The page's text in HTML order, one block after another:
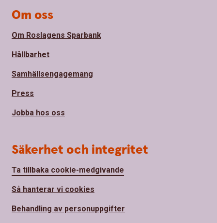
Om oss
Om Roslagens Sparbank
Hållbarhet
Samhällsengagemang
Press
Jobba hos oss
Säkerhet och integritet
Ta tillbaka cookie-medgivande
Så hanterar vi cookies
Behandling av personuppgifter